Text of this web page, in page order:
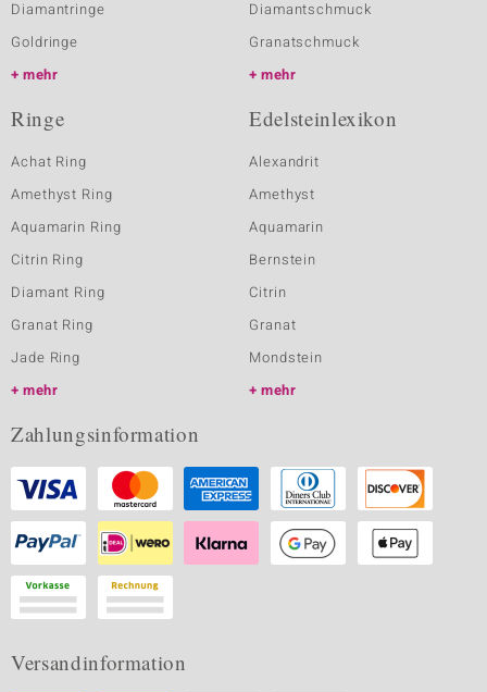
Diamantringe
Goldringe
mehr
Diamantschmuck
Granatschmuck
mehr
Ringe
Achat Ring
Amethyst Ring
Aquamarin Ring
Citrin Ring
Diamant Ring
Granat Ring
Jade Ring
mehr
Edelsteinlexikon
Alexandrit
Amethyst
Aquamarin
Bernstein
Citrin
Granat
Mondstein
mehr
Zahlungsinformation
Versandinformation